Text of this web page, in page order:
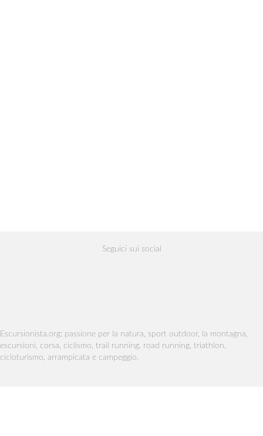
Seguici sui social
Escursionista.org: passione per la natura, sport outdoor, la montagna,
escursioni, corsa, ciclismo, trail running, road running, triathlon,
cicloturismo, arrampicata e campeggio.